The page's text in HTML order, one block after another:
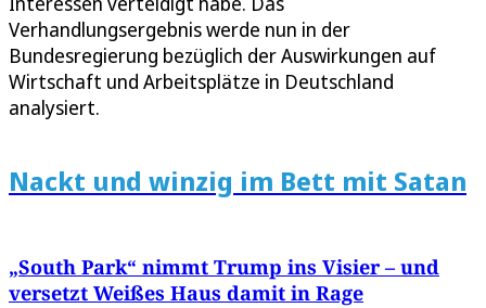
Verhandlungsergebnis werde nun in der
Bundesregierung bezüglich der Auswirkungen auf
Wirtschaft und Arbeitsplätze in Deutschland
analysiert.
Nackt und winzig im Bett mit Satan
„South Park“ nimmt Trump ins Visier – und
versetzt Weißes Haus damit in Rage